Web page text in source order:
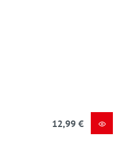
12,99 €